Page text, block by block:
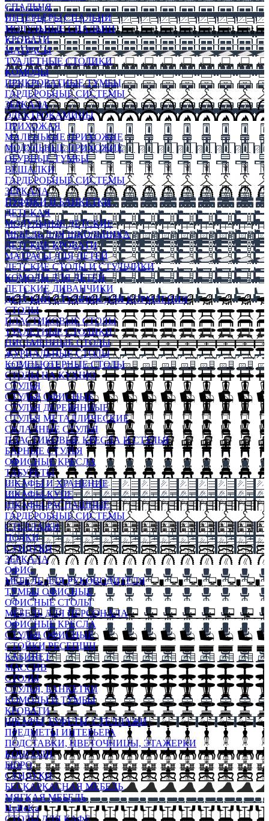
СПАЛЬНЯ
ИНТЕРЬЕРЫ СПАЛЬНИ
МОДУЛЬНЫЕ СПАЛЬНИ
КРОВАТИ
МАТРАСЫ
ТУАЛЕТНЫЕ СТОЛИКИ
КОМОДЫ
ПРИКРОВАТНЫЕ ТУМБЫ
ГАРДЕРОБНЫЕ СИСТЕМЫ
ЗЕРКАЛА
ЭЛЕКТРОКАМИНЫ
ПРИХОЖАЯ
МАЛЕНЬКИЕ ПРИХОЖИЕ
МОДУЛЬНЫЕ ПРИХОЖИЕ
ОБУВНЫЕ ТУМБЫ
ВЕШАЛКИ
ГАРДЕРОБНЫЕ СИСТЕМЫ
ЗЕРКАЛА
ПУФИКИ И БАНКЕТКИ
ДЕТСКАЯ
МОДУЛЬНЫЕ ДЕТСКИЕ
МЕБЕЛЬ ДЛЯ ШКОЛЬНИКА
ДЕТСКИЕ КРОВАТИ
МАТРАСЫ ДЛЯ ДЕТЕЙ
ДЕТСКИЕ СТОЛЫ И СТУЛЬЧИКИ
КОМОДЫ ДЛЯ ДЕТЕЙ
ДЕТСКИЕ ДИВАНЧИКИ
ДЕТСКИЙ СТУЛЬЧИК ДЛЯ КОРМЛЕНИЯ
СТОЛЫ
ПЛАСТИКОВЫЕ СТОЛЫ
ТУАЛЕТНЫЕ СТОЛИКИ
ПИСЬМЕННЫЕ СТОЛЫ
ЖУРНАЛЬНЫЕ СТОЛЫ
КОМПЬЮТЕРНЫЕ СТОЛЫ
СТОЛЫ НА КУХНЮ
СТУЛЬЯ
СТУЛЬЯ ОФИСНЫЕ
СТУЛЬЯ ДЕРЕВЯННЫЕ
СТУЛЬЯ МЕТАЛЛИЧЕСКИЕ
СКЛАДНЫЕ СТУЛЬЯ
ПЛАСТИКОВЫЕ КРЕСЛА И СТУЛЬЯ
БАРНЫЕ СТУЛЬЯ
ОФИСНЫЕ КРЕСЛА
ТАБУРЕТЫ
ШКАФЫ И ХРАНЕНИЕ
ШКАФЫ-КУПЕ
ШКАФЫ-РАСПАШНЫЕ
ГАРДЕРОБНЫЕ СИСТЕМЫ
СТЕЛЛАЖИ
ПОЛКИ
СУНДУКИ
ЗЕРКАЛА
ОФИС
МЕБЕЛЬ ДЛЯ РУКОВОДИТЕЛЯ
ТУМБЫ ОФИСНЫЕ
ОФИСНЫЕ СТОЛЫ
МЕБЕЛЬ ДЛЯ ПЕРСОНАЛА
ОФИСНЫЕ КРЕСЛА
СТУЛЬЯ ОФИСНЫЕ
СТОЙКИ РЕСЕПШН
КАБИНЕТ
МАССИВ
СТОЛЫ
СТУЛЬЯ, БАНКЕТКИ
КОМОДЫ И ТУМБЫ
КРОВАТИ
ШКАФЫ, БУФЕТЫ, СТЕЛЛАЖИ
ПРЕДМЕТЫ ИНТЕРЬЕРА
ПОДСТАВКИ, ЦВЕТОЧНИЦЫ, ЭТАЖЕРКИ
КОНСОЛИ
БЮРО
СУНДУКИ
БЕСКАРКАСНАЯ МЕБЕЛЬ
МЯГКАЯ МЕБЕЛЬ
HoReKa